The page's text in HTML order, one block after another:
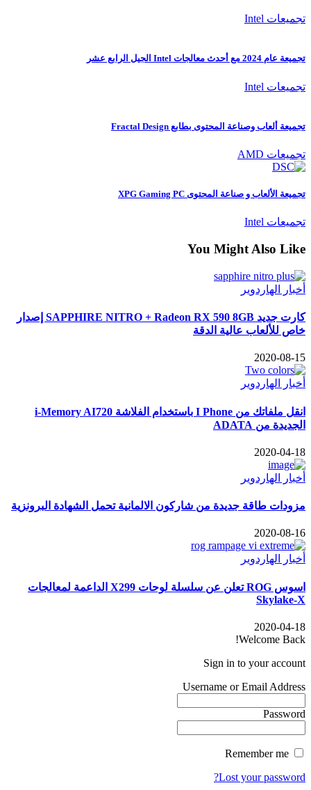
تجميعات Intel
تجميعة عام 2024 مع أحدث معالجات Intel الجيل الرابع عشر
تجميعات Intel
تجميعة ألعاب وصناعة المحتوى بطابع Fractal Design
تجميعات AMD
تجميعة الألعاب و صناعة المحتوى XPG Gaming PC
تجميعات Intel
You Might Also Like
أخبار الهاردوير
كارت جديد SAPPHIRE NITRO + Radeon RX 590 8GB إصدار
خاص للألعاب عالية الدقة
2020-08-15
أخبار الهاردوير
انقل ملفاتك من I Phone باستخدام الفلاشة i-Memory AI720
الجديدة من ADATA
2020-04-18
أخبار الهاردوير
مزودات طاقة جديدة من شاركون الالمانية تحمل الشهادة البرونزية
2020-08-16
أخبار الهاردوير
اسوس ROG تعلن عن سلسلة لوحات X299 الداعمة لمعالجات
Skylake-X
2020-04-18
Welcome Back!
Sign in to your account
Username or Email Address
Password
Lost your password?